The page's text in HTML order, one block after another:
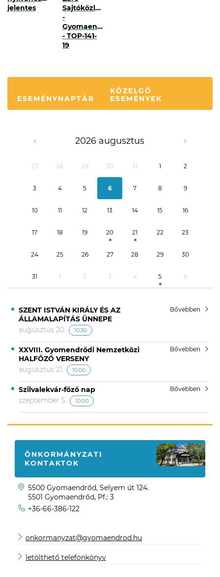
jelentes
Sajtóközlemény
-
Gyomaendrőd
- TOP-141-
19
ESEMÉNYNAPTÁR
KÖZELGŐ
ESEMÉNYEK
2026 augusztus
27 28 29 30 31 1 2
3 4 5 6 7 8 9
10 11 12 13 14 15 16
17 18 19 20 21 22 23
24 25 26 27 28 29 30
31 1 2 3 4 5 6
SZENT ISTVÁN KIRÁLY ÉS AZ
ÁLLAMALAPÍTÁS ÜNNEPE
Bővebben
augusztus 20. 10:30
XXVIII. Gyomendrődi Nemzetközi
HALFŐZŐ VERSENY
Bővebben
augusztus 21. 10:00
Szilvalekvár-főző nap Bővebben
szeptember 5. 10:00
ÖNKORMÁNYZATI
KONTAKTOK
5500 Gyomaendrőd, Selyem út 124.
5501 Gyomaendrőd, Pf.: 3
+36-66-386-122
onkormanyzat@gyomaendrod.hu
letölthető telefonkönyv